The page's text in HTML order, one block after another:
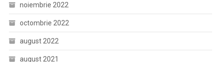
noiembrie 2022
octombrie 2022
august 2022
august 2021